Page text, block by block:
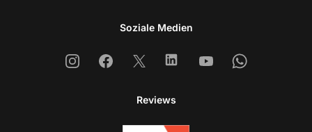
Soziale Medien
InstagramFacebook
X LinkedinYoutubeWhatsapp
Reviews